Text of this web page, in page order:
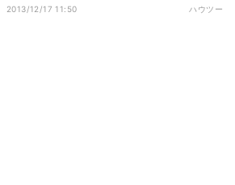
2013/12/17 11:50 ハウツー